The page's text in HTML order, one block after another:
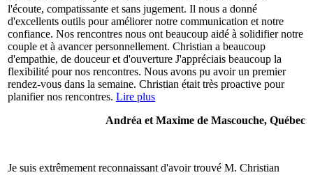
l'écoute, compatissante et sans jugement. Il nous a donné
d'excellents outils pour améliorer notre communication et notre
confiance. Nos rencontres nous ont beaucoup aidé à solidifier notre
couple et à avancer personnellement. Christian a beaucoup
d'empathie, de douceur et d'ouverture J'appréciais beaucoup la
flexibilité pour nos rencontres. Nous avons pu avoir un premier
rendez-vous dans la semaine. Christian était très proactive pour
planifier nos rencontres. Lire plus
Andréa et Maxime de Mascouche, Québec
Je suis extrêmement reconnaissant d'avoir trouvé M. Christian